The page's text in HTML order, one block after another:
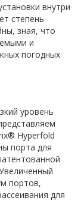
внутри
степень
зная, что
и
погодных
уровень
Hyperfold
порта для
портов,
для